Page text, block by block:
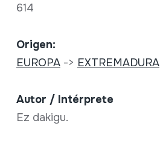
614
Origen:
EUROPA-> EXTREMADURA
Autor / Intérprete
Ez dakigu.